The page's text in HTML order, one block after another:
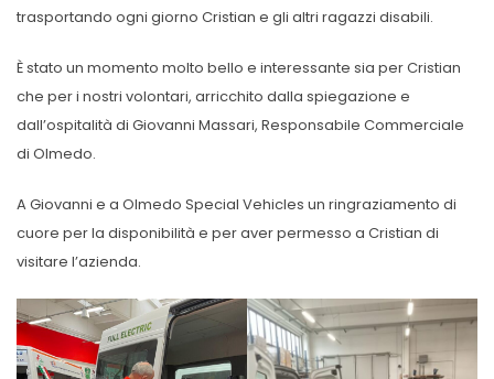
trasportando ogni giorno Cristian e gli altri ragazzi disabili.
È stato un momento molto bello e interessante sia per Cristian
che per i nostri volontari, arricchito dalla spiegazione e
dall’ospitalità di Giovanni Massari, Responsabile Commerciale
di Olmedo.
A Giovanni e a Olmedo Special Vehicles un ringraziamento di
cuore per la disponibilità e per aver permesso a Cristian di
visitare l’azienda.